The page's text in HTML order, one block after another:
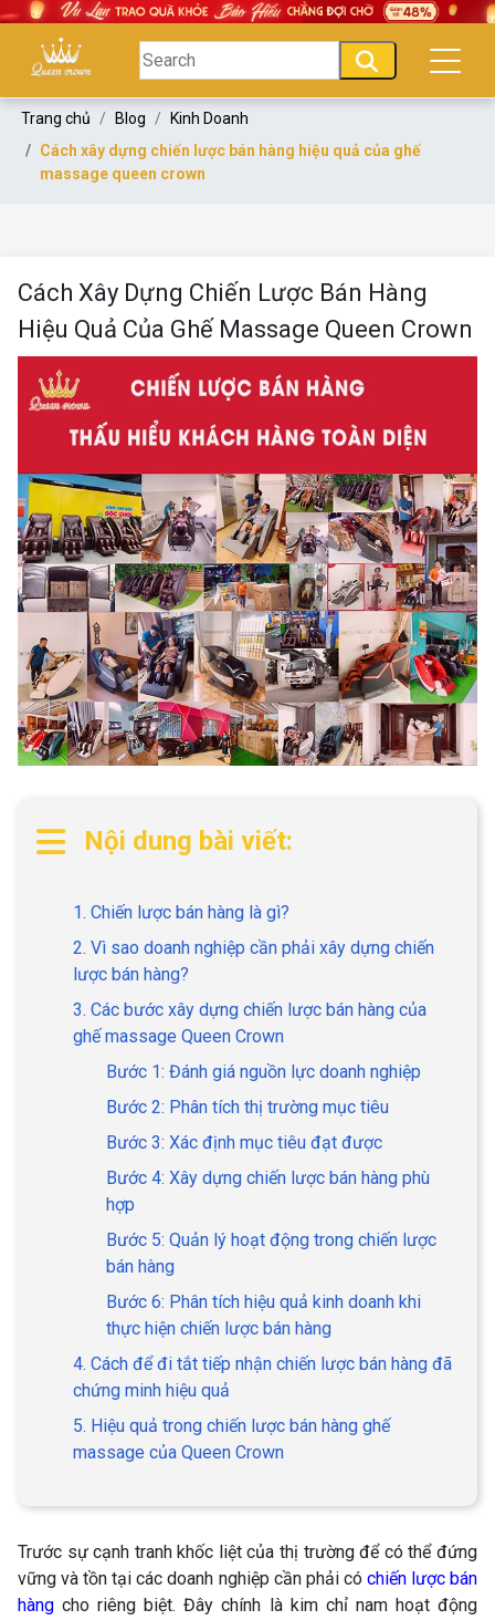
Trang chủ Blog
Kinh Doanh
Cách xây dựng chiến lược bán hàng hiệu quả của ghế
massage queen crown
Cách Xây Dựng Chiến Lược Bán Hàng
Hiệu Quả Của Ghế Massage Queen Crown
Nội dung bài viết:
1. Chiến lược bán hàng là gì?
2. Vì sao doanh nghiệp cần phải xây dựng chiến
lược bán hàng?
3. Các bước xây dựng chiến lược bán hàng của
ghế massage Queen Crown
Bước 1: Đánh giá nguồn lực doanh nghiệp
Bước 2: Phân tích thị trường mục tiêu
Bước 3: Xác định mục tiêu đạt được
Bước 4: Xây dựng chiến lược bán hàng phù
hợp
Bước 5: Quản lý hoạt động trong chiến lược
bán hàng
Bước 6: Phân tích hiệu quả kinh doanh khi
thực hiện chiến lược bán hàng
4. Cách để đi tắt tiếp nhận chiến lược bán hàng đã
chứng minh hiệu quả
5. Hiệu quả trong chiến lược bán hàng ghế
massage của Queen Crown
Trước sự cạnh tranh khốc liệt của thị trường để có thể đứng
vững và tồn tại các doanh nghiệp cần phải có chiến lược bán
hàng cho riêng biệt. Đây chính là kim chỉ nam hoạt động